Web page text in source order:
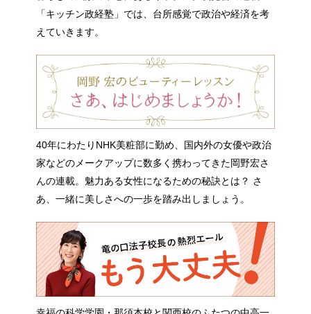
「キッチン政経塾」では、台所感覚で政治や経済を考
えていきます。
40年にわたりNHK美粧部に勤め、国内外の女優や政治
家などのメークアップに数多く携わってきた岡野宏さ
んの連載。魅力ある女性になるための秘訣とは？ さ
あ、一緒に美しさへの一歩を踏み出しましょう。